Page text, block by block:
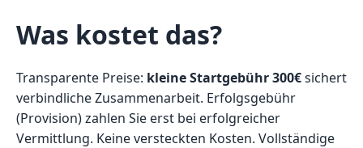
Was kostet das?
Transparente Preise: kleine Startgebühr 300€sichert
verbindliche Zusammenarbeit. Erfolgsgebühr
(Provision) zahlen Sie erst bei erfolgreicher
Vermittlung. Keine versteckten Kosten. Vollständige